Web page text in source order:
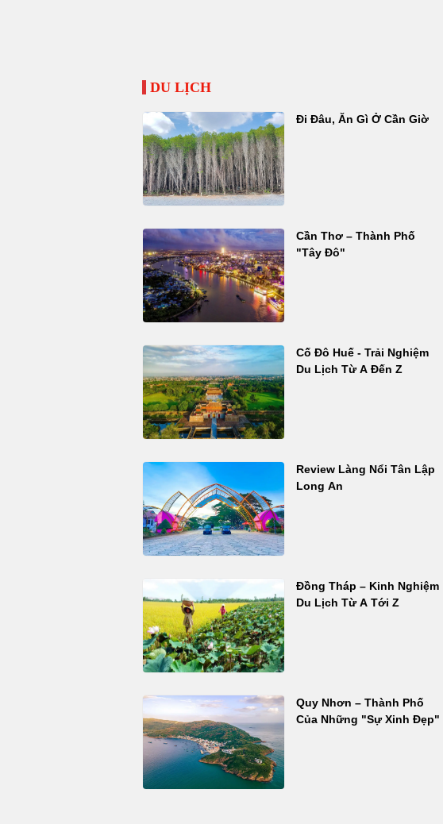
DU LỊCH
Đi Đâu, Ăn Gì Ở Cần Giờ
Cần Thơ – Thành Phố
"Tây Đô"
Cố Đô Huế - Trải Nghiệm
Du Lịch Từ A Đến Z
Review Làng Nổi Tân Lập
Long An
Đồng Tháp – Kinh Nghiệm
Du Lịch Từ A Tới Z
Quy Nhơn – Thành Phố
Của Những "Sự Xinh Đẹp"